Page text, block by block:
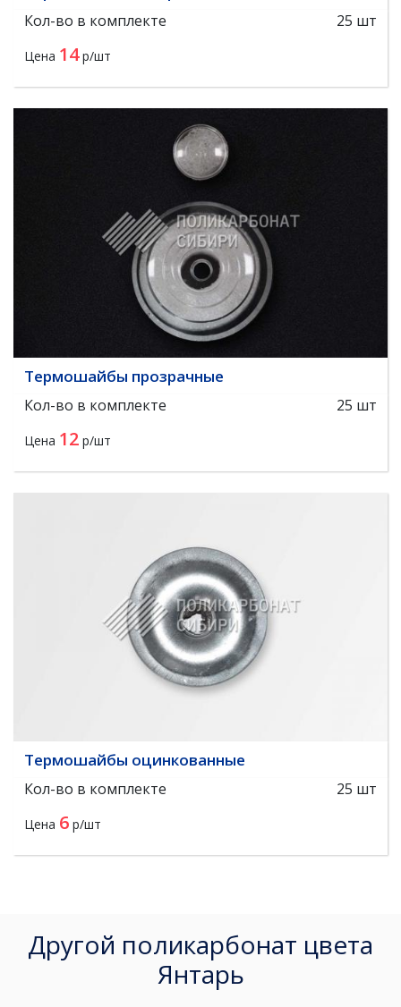
Кол-во в комплекте 25 шт
Цена 14р/шт
Термошайбы прозрачные
Кол-во в комплекте 25 шт
Цена 12 р/шт
Термошайбы оцинкованные
Кол-во в комплекте 25 шт
Цена 6 р/шт
Другой поликарбонат цвета
Янтарь